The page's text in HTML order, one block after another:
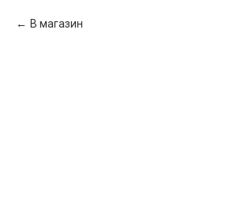
В магазин